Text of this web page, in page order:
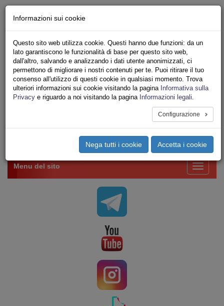
Iscriviti Online
Ricerca
Area Stampa
Privacy
VV.F.
UNIONE SINDACALE DI BASE SETTORE VIGILI
Toggle
Menu del sito
Informazioni sui cookie
Questo sito web utilizza cookie. Questi hanno due funzioni: da un
lato garantiscono le funzionalità di base per questo sito web,
dall'altro, salvando e analizzando i dati utente anonimizzati, ci
permettono di migliorare i nostri contenuti per te. Puoi ritirare il tuo
consenso all'utilizzo di questi cookie in qualsiasi momento. Trova
ulteriori informazioni sui cookie visitando la pagina Informativa sulla
Privacy e riguardo a noi visitando la pagina Informazioni legali.
Configurazione
Nega tutti i cookie Accetta i cookie